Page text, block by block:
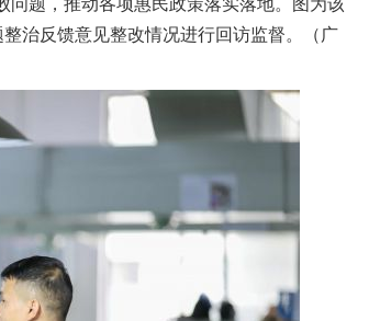
问题，推动各项惠民政策落实落地。图为该
治反馈意见整改情况进行回访监督。（广
行业协会接连发公告